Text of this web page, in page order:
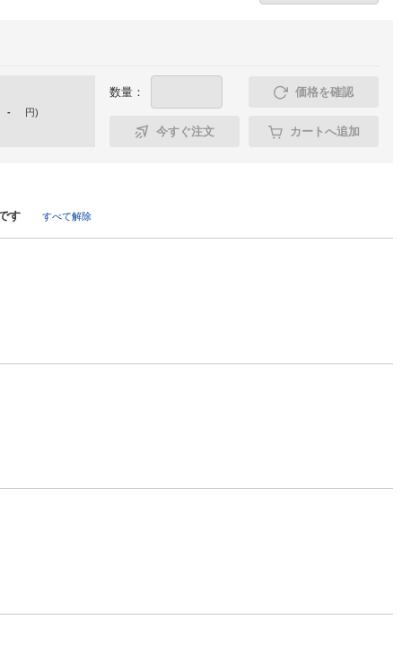
- 円)
数量： 価格を確認
今すぐ注文 カートへ追加
す すべて解除